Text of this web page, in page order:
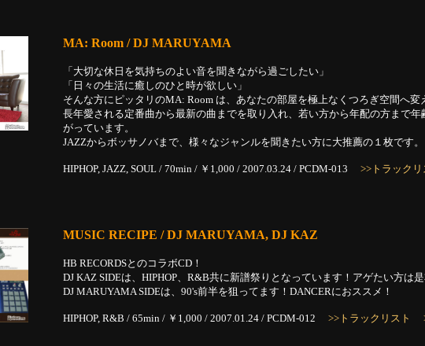
MA: Room / DJ MARUYAMA
「大切な休日を気持ちのよい音を聞きながら過ごしたい」
「日々の生活に癒しのひと時が欲しい」
そんな方にピッタリのMA: Room は、あなたの部屋を極上なくつろぎ空間へ変
長年愛される定番曲から最新の曲までを取り入れ、若い方から年配の方まで
がっています。
JAZZからボッサノバまで、様々なジャンルを聞きたい方に大推薦の１枚です。
HIPHOP, JAZZ, SOUL / 70min / ￥1,000 / 2007.03.24 / PCDM-013 >>トラックリ
MUSIC RECIPE / DJ MARUYAMA, DJ KAZ
HB RECORDSとのコラボCD！
DJ KAZ SIDEは、HIPHOP、R&B共に新譜祭りとなっています！アゲたい方は是
DJ MARUYAMA SIDEは、90's前半を狙ってます！DANCERにおススメ！
HIPHOP, R&B / 65min / ￥1,000 / 2007.01.24 / PCDM-012 >>トラックリスト